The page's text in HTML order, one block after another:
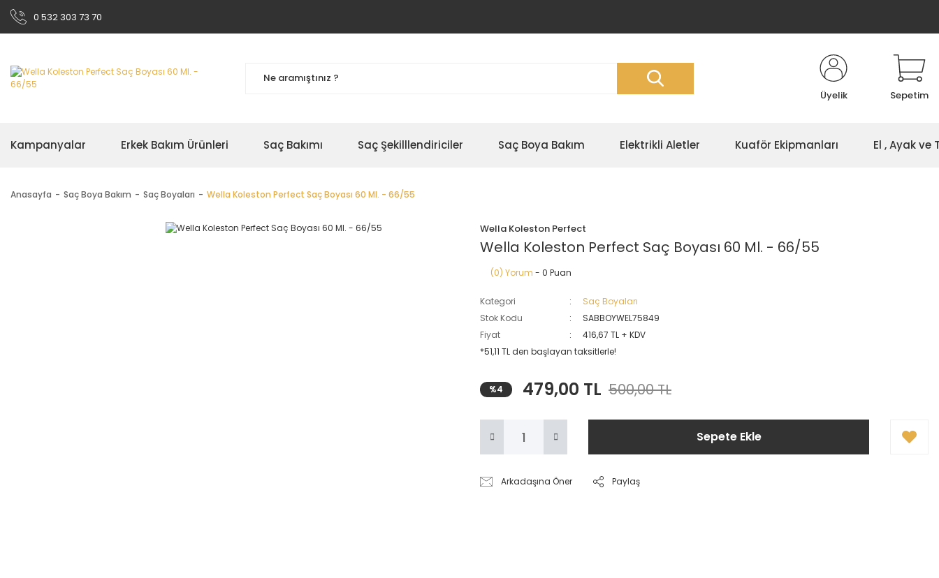
0 532 303 73 70
Üyelik Sepetim
Kampanyalar Erkek Bakım Ürünleri Saç Bakımı Saç Şekilllendiriciler Saç Boya Bakım Elektrikli Aletler Kuaför Ekipmanları El , Ayak ve
Anasayfa Saç Boya Bakım Saç Boyaları Wella Koleston Perfect Saç Boyası 60 Ml. - 66/55
Wella Koleston Perfect
Wella Koleston Perfect Saç Boyası 60 Ml. - 66/55
(0) Yorum - 0 Puan
Kategori
Saç Boyaları
Stok Kodu
SABBOYWEL75849
Fiyat
416,67 TL + KDV
*51,11 TL den başlayan taksitlerle!
%4 479,00 TL 500,00 TL
Sepete Ekle
Arkadaşına Öner Paylaş